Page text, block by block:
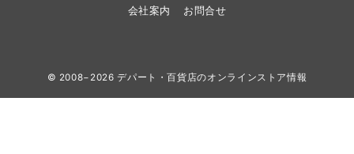
会社案内 お問合せ
© 2008−2026デパート・百貨店のオンラインストア情報